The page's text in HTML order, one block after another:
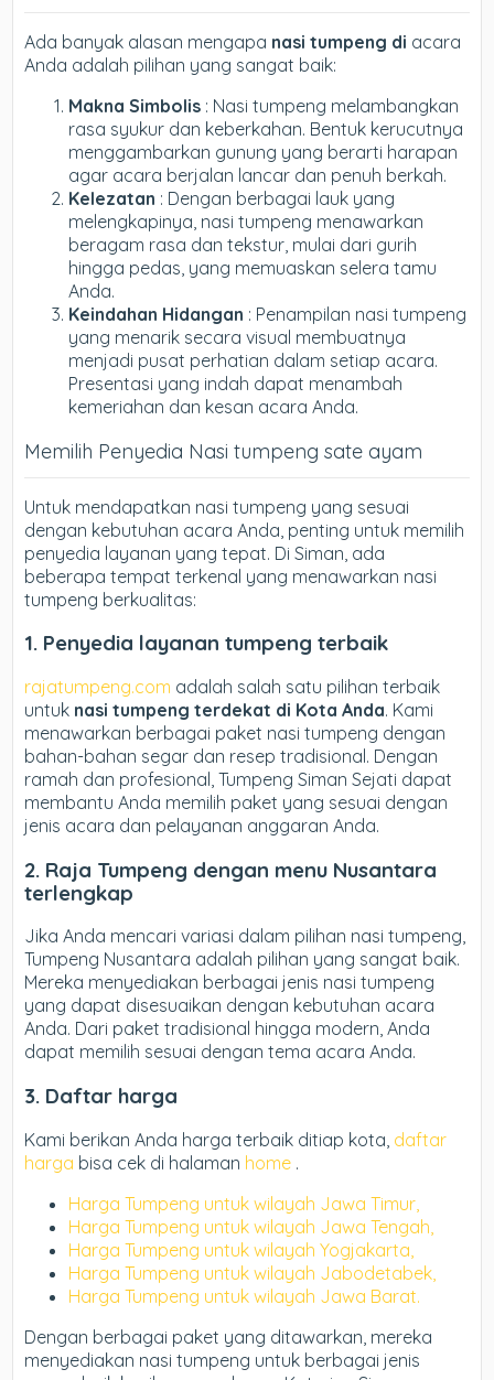
Ada banyak alasan mengapa nasi tumpeng di acara
Anda adalah pilihan yang sangat baik:
Makna Simbolis : Nasi tumpeng melambangkan
rasa syukur dan keberkahan. Bentuk kerucutnya
menggambarkan gunung yang berarti harapan
agar acara berjalan lancar dan penuh berkah.
Kelezatan : Dengan berbagai lauk yang
melengkapinya, nasi tumpeng menawarkan
beragam rasa dan tekstur, mulai dari gurih
hingga pedas, yang memuaskan selera tamu
Anda.
Keindahan Hidangan : Penampilan nasi tumpeng
yang menarik secara visual membuatnya
menjadi pusat perhatian dalam setiap acara.
Presentasi yang indah dapat menambah
kemeriahan dan kesan acara Anda.
Memilih Penyedia Nasi tumpeng sate ayam
Untuk mendapatkan nasi tumpeng yang sesuai
dengan kebutuhan acara Anda, penting untuk memilih
penyedia layanan yang tepat. Di Siman, ada
beberapa tempat terkenal yang menawarkan nasi
tumpeng berkualitas:
1. Penyedia layanan tumpeng terbaik
rajatumpeng.com adalah salah satu pilihan terbaik
untuk nasi tumpeng terdekat di Kota Anda. Kami
menawarkan berbagai paket nasi tumpeng dengan
bahan-bahan segar dan resep tradisional. Dengan
ramah dan profesional, Tumpeng Siman Sejati dapat
membantu Anda memilih paket yang sesuai dengan
jenis acara dan pelayanan anggaran Anda.
2. Raja Tumpeng dengan menu Nusantara
terlengkap
Jika Anda mencari variasi dalam pilihan nasi tumpeng,
Tumpeng Nusantara adalah pilihan yang sangat baik.
Mereka menyediakan berbagai jenis nasi tumpeng
yang dapat disesuaikan dengan kebutuhan acara
Anda. Dari paket tradisional hingga modern, Anda
dapat memilih sesuai dengan tema acara Anda.
3. Daftar harga
Kami berikan Anda harga terbaik ditiap kota, daftar
harga bisa cek di halaman home .
Harga Tumpeng untuk wilayah Jawa Timur,
Harga Tumpeng untuk wilayah Jawa Tengah,
Harga Tumpeng untuk wilayah Yogjakarta,
Harga Tumpeng untuk wilayah Jabodetabek,
Harga Tumpeng untuk wilayah Jawa Barat.
Dengan berbagai paket yang ditawarkan, mereka
menyediakan nasi tumpeng untuk berbagai jenis